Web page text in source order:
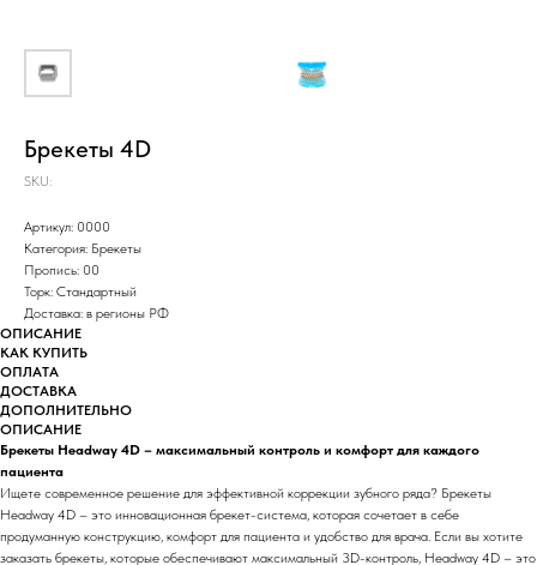
Брекеты 4D
SKU:
Артикул: 0000
Категория: Брекеты
Пропись: 00
Торк: Стандартный
Доставка: в регионы РФ
ОПИСАНИЕ
КАК КУПИТЬ
ОПЛАТА
ДОСТАВКА
ДОПОЛНИТЕЛЬНО
ОПИСАНИЕ
Брекеты Headway 4D – максимальный контроль и комфорт для каждого
пациента
Ищете современное решение для эффективной коррекции зубного ряда? Брекеты
Headway 4D – это инновационная брекет-система, которая сочетает в себе
продуманную конструкцию, комфорт для пациента и удобство для врача. Если вы хотите
заказать брекеты, которые обеспечивают максимальный 3D-контроль, Headway 4D – это